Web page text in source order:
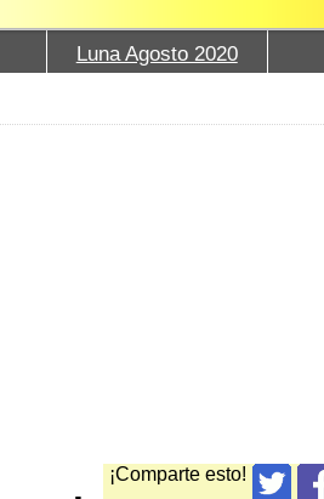
Luna Agosto 2020
¡Comparte esto!